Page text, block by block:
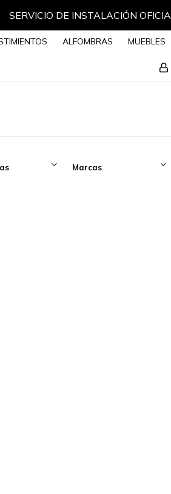
SERVICIO DE INSTALACIÓN
ALFOMBRAS MUEBLES
Marcas